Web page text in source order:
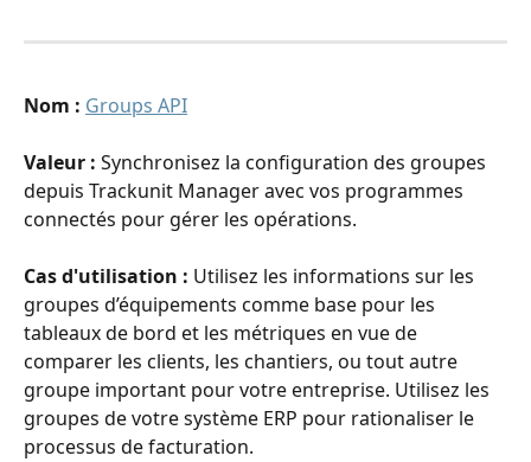
Nom : Groups API
Valeur : Synchronisez la configuration des groupes
depuis Trackunit Manager avec vos programmes
connectés pour gérer les opérations.
Cas d'utilisation : Utilisez les informations sur les
groupes d’équipements comme base pour les
tableaux de bord et les métriques en vue de
comparer les clients, les chantiers, ou tout autre
groupe important pour votre entreprise. Utilisez les
groupes de votre système ERP pour rationaliser le
processus de facturation.